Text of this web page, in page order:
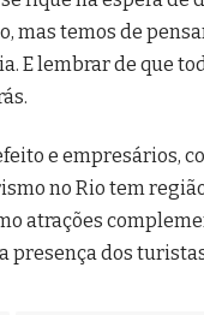
mas temos de
E lembrar de que
e empresários,
no Rio tem
atrações
presença dos